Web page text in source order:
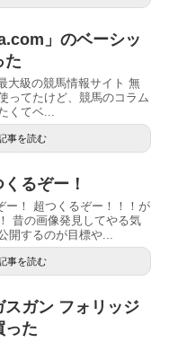
」のベーシッ
た
大級の競馬情報サイト 無
ってたけど、競馬のコラム
くてベ...
事を読む
るぞー！
ー！ 超つくるぞー！！！が
昔の画像発見してやる気
開するのが目標や...
事を読む
ガン フォリッジ
った